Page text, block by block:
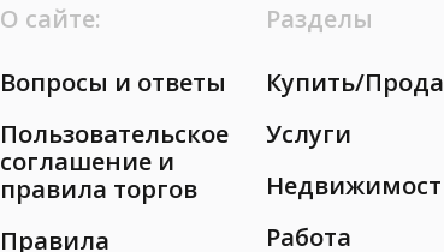
О сайте:
Вопросы и ответы
Пользовательское
соглашение и
правила торгов
Правила
Разделы
Купить/
Услуги
Работа